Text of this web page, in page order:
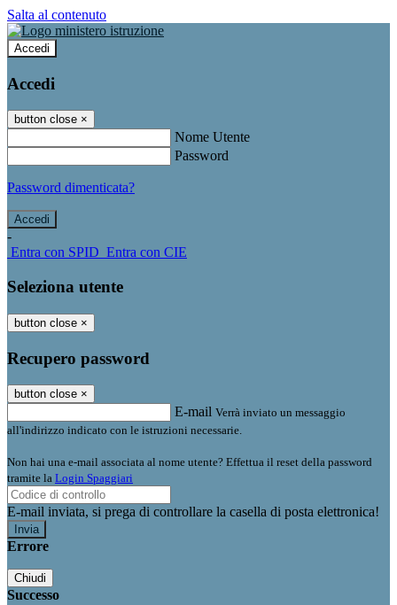
Salta al contenuto
Accedi
Accedi
button close ×
Nome Utente
Password
Password dimenticata?
-
Entra con SPID Entra con CIE
Seleziona utente
button close ×
Recupero password
button close ×
E-mail Verrà inviato un messaggio
all'indirizzo indicato con le istruzioni necessarie.
Non hai una e-mail associata al nome utente? Effettua il reset della password
tramite la Login Spaggiari
E-mail inviata, si prega di controllare la casella di posta elettronica!
Errore
Chiudi
Successo